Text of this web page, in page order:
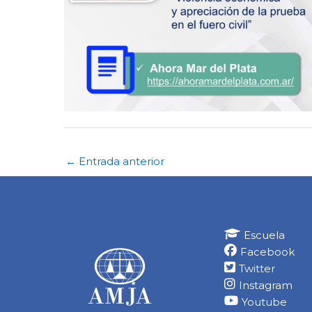
← Entrada anterior
Escuela
Facebook
Twitter
Instagram
Youtube